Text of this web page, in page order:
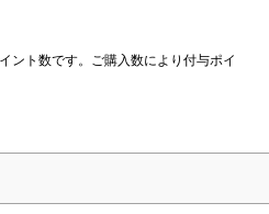
ント数です。ご購入数により付与ポイ